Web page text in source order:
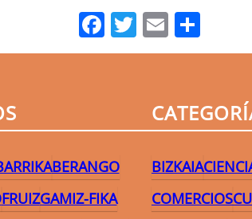
Facebook
Twitter
Email
BERANGO
FRUIZGAMIZ-FIKA
BIZKAIA
COMERCIOS